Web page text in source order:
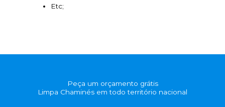
Etc;
Peça um orçamento grátis
Limpa Chaminés em todo território nacional